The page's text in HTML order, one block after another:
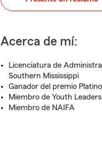
Acerca de mí:
Licenciatura de
Southern Mississippi
Ganador del premio
Miembro de Youth
Miembro de NAIFA